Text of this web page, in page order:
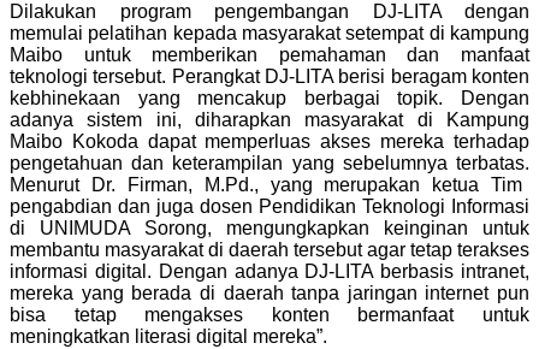
Dilakukan program pengembangan DJ-LITA dengan
memulai pelatihan kepada masyarakat setempat di kampung
Maibo untuk memberikan pemahaman dan manfaat
teknologi tersebut. Perangkat DJ-LITA berisi beragam konten
kebhinekaan yang mencakup berbagai topik. Dengan
adanya sistem ini, diharapkan masyarakat di Kampung
Maibo Kokoda dapat memperluas akses mereka terhadap
pengetahuan dan keterampilan yang sebelumnya terbatas.
Menurut Dr. Firman, M.Pd., yang merupakan ketua Tim
pengabdian dan juga dosen Pendidikan Teknologi Informasi
di UNIMUDA Sorong, mengungkapkan keinginan untuk
membantu masyarakat di daerah tersebut agar tetap terakses
informasi digital. Dengan adanya DJ-LITA berbasis intranet,
mereka yang berada di daerah tanpa jaringan internet pun
bisa tetap mengakses konten bermanfaat untuk
meningkatkan literasi digital mereka”.